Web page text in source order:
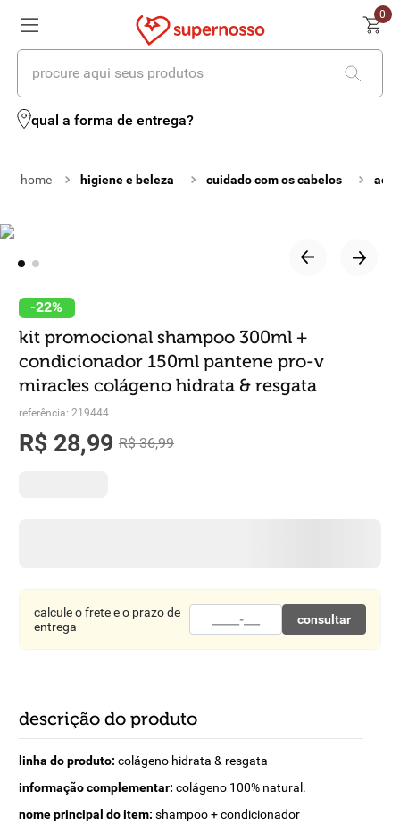
0
procure aqui seus produtos
qual a forma de entrega?
higiene e beleza cuidado com os cabelos
-22%
kit promocional shampoo 300ml +
condicionador 150ml pantene pro-v
miracles colágeno hidrata & resgata
referência: 219444
R$ 28,99 R$ 36,99
calcule o frete e o prazo de
entrega
consultar
descrição do produto
linha do produto: colágeno hidrata & resgata
informação complementar: colágeno 100% natural.
nome principal do item: shampoo + condicionador
termos mais buscados
2º leite
5º queijo
6º vinhos
biscoito
8º detergente
9º macarrão